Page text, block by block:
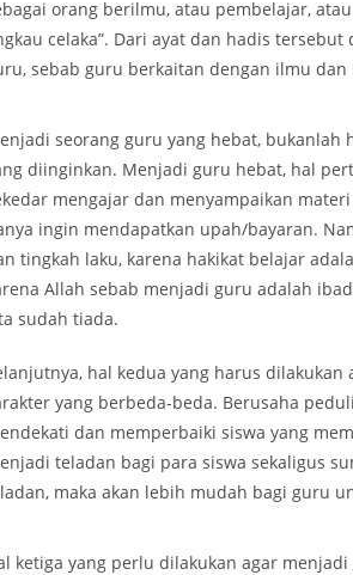
orang berilmu, atau pembelajar,
celaka”. Dari ayat dan hadis
sebab guru berkaitan dengan ilmu
seorang guru yang hebat, bukanlah
diinginkan. Menjadi guru hebat, hal
mengajar dan menyampaikan
ingin mendapatkan upah/bayaran.
tingkah laku, karena hakikat belajar
Allah sebab menjadi guru adalah
sudah tiada.
hal kedua yang harus
yang berbeda-beda. Berusaha
dan memperbaiki siswa yang
teladan bagi para siswa sekaligus
maka akan lebih mudah bagi guru
ketiga yang perlu dilakukan agar